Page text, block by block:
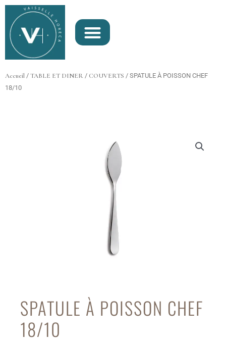
Aller
contenu
Accueil / TABLE ET DINER / COUVERTS / SPATULE À POISSON CHEF
18/10
SPATULE À POISSON CHEF
18/10